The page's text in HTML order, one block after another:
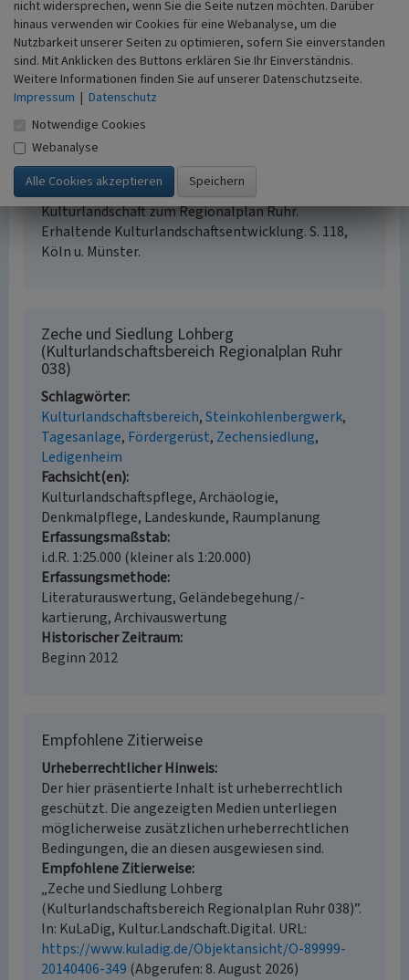
Internet
Fachbeitrag Kulturlandschaft zum Regionalplan Ruhr
(Abgerufen: 04.04.2015)
Literatur
Landschaftsverband Rheinland; Landschaftsverband
Westfalen-Lippe (Hrsg.) (2014) Fachbeitrag
Kulturlandschaft zum Regionalplan Ruhr.
Erhaltende Kulturlandschaftsentwicklung. S. 118,
Köln u. Münster.
Zeche und Siedlung Lohberg
(Kulturlandschaftsbereich Regionalplan Ruhr
038)
Schlagwörter
Kulturlandschaftsbereich Steinkohlenbergwerk
Tagesanlage Fördergerüst Zechensiedlung
Ledigenheim
Fachsicht(en)
Kulturlandschaftspflege, Archäologie,
Denkmalpflege, Landeskunde, Raumplanung
Erfassungsmaßstab
i.d.R. 1:25.000 (kleiner als 1:20.000)
Erfassungsmethode
Literaturauswertung, Geländebegehung/-
kartierung, Archivauswertung
Historischer Zeitraum
Beginn 2012
Empfohlene Zitierweise
Urheberrechtlicher Hinweis
Der hier präsentierte Inhalt ist urheberrechtlich
geschützt. Die angezeigten Medien unterliegen
möglicherweise zusätzlichen urheberrechtlichen
Bedingungen, die an diesen ausgewiesen sind.
Empfohlene Zitierweise
„Zeche und Siedlung Lohberg
(Kulturlandschaftsbereich Regionalplan Ruhr 038)”.
In: KuLaDig, Kultur.Landschaft.Digital. URL:
https://www.kuladig.de/Objektansicht/O-89999-
20140406-349 (Abgerufen: 8. August 2026)
nicht widersprechen, wenn Sie die Seite nutzen möchten. Darüber
hinaus verwenden wir Cookies für eine Webanalyse, um die
Nutzbarkeit unserer Seiten zu optimieren, sofern Sie einverstanden
sind. Mit Anklicken des Buttons erklären Sie Ihr Einverständnis.
Weitere Informationen finden Sie auf unserer Datenschutzseite.
Impressum | Datenschutz
Notwendige Cookies
Webanalyse